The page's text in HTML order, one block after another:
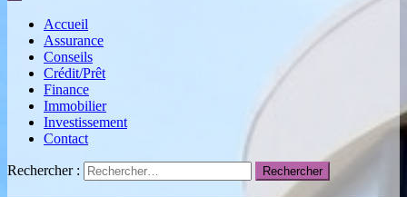
Semaine de l'investissement socialement responsable, blog finance
Accueil
Assurance
Conseils
Crédit/Prêt
Finance
Immobilier
Investissement
Contact
Rechercher :